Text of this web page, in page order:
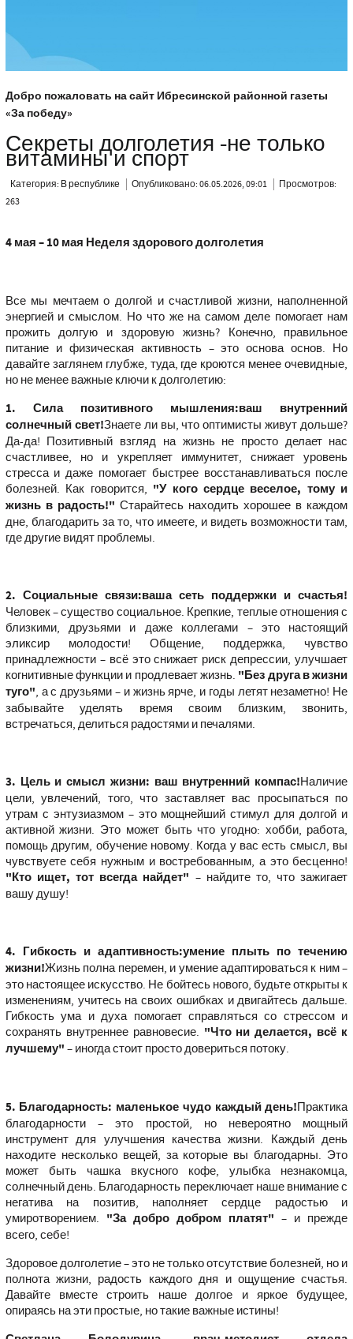
Добро пожаловать на сайт Ибресинской районной газеты
«За победу»
Секреты долголетия -не только
витамины и спорт
Категория: В республике Опубликовано: 06.05.2026, 09:01
Просмотров:
263
4 мая – 10 мая Неделя здорового долголетия
Все мы мечтаем о долгой и счастливой жизни, наполненной
энергией и смыслом. Но что же на самом деле помогает нам
прожить долгую и здоровую жизнь? Конечно, правильное
питание и физическая активность – это основа основ. Но
давайте заглянем глубже, туда, где кроются менее очевидные,
но не менее важные ключи к долголетию:
1. Сила позитивного мышления:ваш внутренний
солнечный свет!Знаете ли вы, что оптимисты живут дольше?
Да-да! Позитивный взгляд на жизнь не просто делает нас
счастливее, но и укрепляет иммунитет, снижает уровень
стресса и даже помогает быстрее восстанавливаться после
болезней. Как говорится, "У кого сердце веселое, тому и
жизнь в радость!" Старайтесь находить хорошее в каждом
дне, благодарить за то, что имеете, и видеть возможности там,
где другие видят проблемы.
2. Социальные связи:ваша сеть поддержки и счастья!
Человек – существо социальное. Крепкие, теплые отношения с
близкими, друзьями и даже коллегами – это настоящий
эликсир молодости! Общение, поддержка, чувство
принадлежности – всё это снижает риск депрессии, улучшает
когнитивные функции и продлевает жизнь. "Без друга в жизни
туго", а с друзьями – и жизнь ярче, и годы летят незаметно! Не
забывайте уделять время своим близким, звонить,
встречаться, делиться радостями и печалями.
3. Цель и смысл жизни: ваш внутренний компас!Наличие
цели, увлечений, того, что заставляет вас просыпаться по
утрам с энтузиазмом – это мощнейший стимул для долгой и
активной жизни. Это может быть что угодно: хобби, работа,
помощь другим, обучение новому. Когда у вас есть смысл, вы
чувствуете себя нужным и востребованным, а это бесценно!
"Кто ищет, тот всегда найдет" – найдите то, что зажигает
вашу душу!
4. Гибкость и адаптивность:умение плыть по течению
жизни!Жизнь полна перемен, и умение адаптироваться к ним –
это настоящее искусство. Не бойтесь нового, будьте открыты к
изменениям, учитесь на своих ошибках и двигайтесь дальше.
Гибкость ума и духа помогает справляться со стрессом и
сохранять внутреннее равновесие. "Что ни делается, всё к
лучшему" – иногда стоит просто довериться потоку.
5. Благодарность: маленькое чудо каждый день!Практика
благодарности – это простой, но невероятно мощный
инструмент для улучшения качества жизни. Каждый день
находите несколько вещей, за которые вы благодарны. Это
может быть чашка вкусного кофе, улыбка незнакомца,
солнечный день. Благодарность переключает наше внимание с
негатива на позитив, наполняет сердце радостью и
умиротворением. "За добро добром платят" – и прежде
всего, себе!
Здоровое долголетие – это не только отсутствие болезней, но и
полнота жизни, радость каждого дня и ощущение счастья.
Давайте вместе строить наше долгое и яркое будущее,
опираясь на эти простые, но такие важные истины!